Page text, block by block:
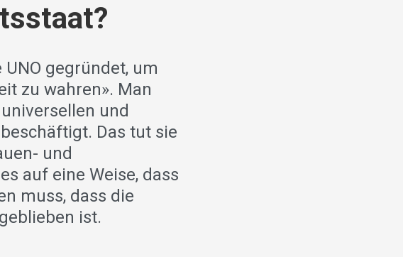
gegründet, um
zu wahren». Man
und
Das tut sie
und
auf eine Weise, dass
muss, dass die
ist.